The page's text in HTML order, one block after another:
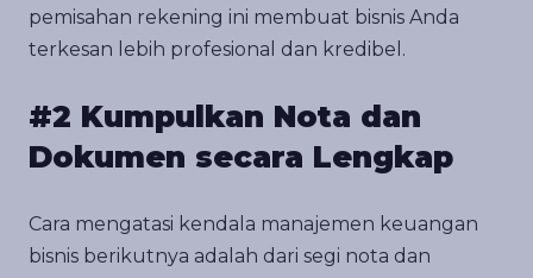
pemisahan rekening ini membuat bisnis Anda
terkesan lebih profesional dan kredibel.
#2 Kumpulkan Nota dan
Dokumen secara Lengkap
Cara mengatasi kendala manajemen keuangan
bisnis berikutnya adalah dari segi nota dan